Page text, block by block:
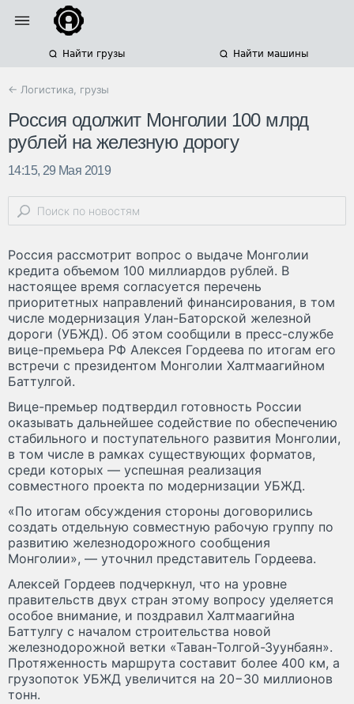
Найти грузы Найти машины
← Логистика, грузы
Россия одолжит Монголии 100 млрд
рублей на железную дорогу
14:15, 29 Мая 2019
Россия рассмотрит вопрос о выдаче Монголии
кредита объемом 100 миллиардов рублей. В
настоящее время согласуется перечень
приоритетных направлений финансирования, в том
числе модернизация Улан-Баторской железной
дороги (УБЖД). Об этом сообщили в пресс-службе
вице-премьера РФ Алексея Гордеева по итогам его
встречи с президентом Монголии Халтмаагийном
Баттулгой.
Вице-премьер подтвердил готовность России
оказывать дальнейшее содействие по обеспечению
стабильного и поступательного развития Монголии,
в том числе в рамках существующих форматов,
среди которых — успешная реализация
совместного проекта по модернизации УБЖД.
«По итогам обсуждения стороны договорились
создать отдельную совместную рабочую группу по
развитию железнодорожного сообщения
Монголии», — уточнил представитель Гордеева.
Алексей Гордеев подчеркнул, что на уровне
правительств двух стран этому вопросу уделяется
особое внимание, и поздравил Халтмаагийна
Баттулгу с началом строительства новой
железнодорожной ветки «Таван-Толгой-Зуунбаян».
Протяженность маршрута составит более 400 км, а
грузопоток УБЖД увеличится на 20−30 миллионов
тонн.